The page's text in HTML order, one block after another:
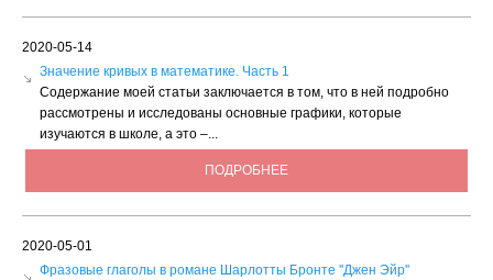
2020-05-14
Значение кривых в математике. Часть 1
Содержание моей статьи заключается в том, что в ней подробно
рассмотрены и исследованы основные графики, которые
изучаются в школе, а это –...
ПОДРОБНЕЕ
2020-05-01
Фразовые глаголы в романе Шарлотты Бронте ''Джен Эйр''